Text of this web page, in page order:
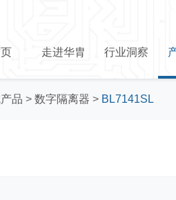
走进华胄 行业洞察
品 > 数字隔离器 > BL7141SL